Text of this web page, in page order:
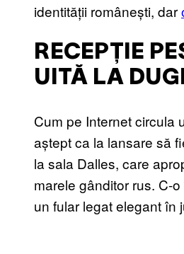
identității românești, dar
RECEPȚIE
UITĂ LA
Cum pe Internet circula
aștept ca la lansare să
la sala Dalles, care
marele gânditor rus. C-
un fular legat elegant în